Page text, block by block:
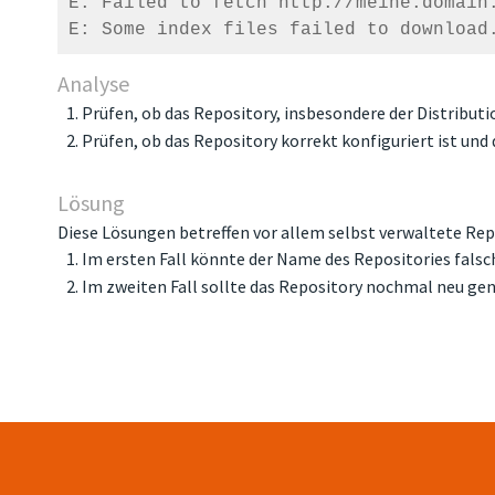
E: Some index files failed to
Analyse
Prüfen, ob das Repository, insbesondere der
Prüfen, ob das Repository korrekt konfiguriert ist und
Lösung
Diese Lösungen betreffen vor allem selbst verwaltete
Im ersten Fall könnte der Name des Repositories
Im zweiten Fall sollte das Repository nochmal neu